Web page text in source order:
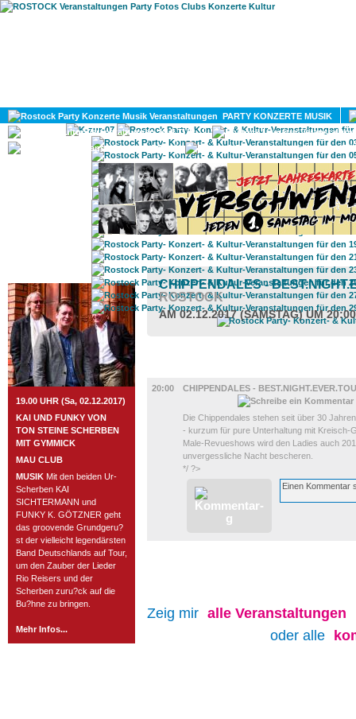
PARTY KONZERTE MUSIK
KULTUR
GAY
ROSTOCK TAGESTIPP
19.00 UHR (Sa, 02.12.2017)
KAI UND FUNKY VON
TON STEINE SCHERBEN
MIT GYMMICK
MAU CLUB
MUSIK Mit den beiden Ur-
Scherben KAI
SICHTERMANN und
FUNKY K. GÖTZNER geht
das groovende Grundgeru?
st der vielleicht legendärsten
Band Deutschlands auf Tour,
um den Zauber der Lieder
Rio Reisers und der
Scherben zuru?ck auf die
Bu?hne zu bringen.
Mehr Infos...
CHIPPENDALES -
ROSTOCK
AM 02.12.2017 (SAMSTAG) UM
20:00
CHIPPENDALES -
Die Chippendales stehen seit über 30
- kurzum für pure Unterhaltung mit Kreisch-
Male-Revueshows wird den Ladies auch
unvergessliche Nacht bescheren.
*/ ?>
Zeig mir alle Veranstaltungen
oder alle